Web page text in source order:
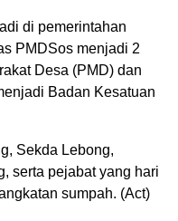
di pemerintahan
PMDSos menjadi 2
Desa (PMD) dan
Badan Kesatuan
Sekda Lebong,
serta pejabat yang hari
sumpah. (Act)